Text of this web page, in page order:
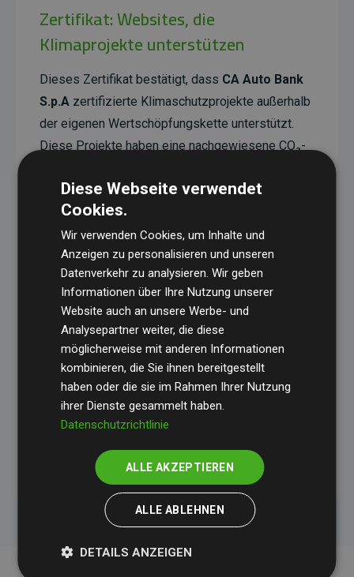
Zertifikat: Websites, die
Klimaprojekte unterstützen
Dieses Zertifikat bestätigt, dass CA Auto Bank
S.p.A zertifizierte Klimaschutzprojekte außerhalb
der eigenen Wertschöpfungskette unterstützt.
Diese Projekte haben eine nachgewiesene CO₂-
Doppelten der geschätzten Emissionen der
Website entspricht.
Alle unterstützten Projekte werden durch
Standardverifiziert und erfüllen höchste
Anforderungen an Qualität, tatsächliche
Klimawirkung und Transparenz. Weitere
Informationen zu den einzelnen Projekten finden
Sie hier.
Initiative Websites, die Klimaprojekte unterstützen
Diese Webseite verwendet
Cookies.
Wir verwenden Cookies, um Inhalte und
Anzeigen zu personalisieren und unseren
Datenverkehr zu analysieren. Wir geben
Informationen über Ihre Nutzung unserer
Website auch an unsere Werbe- und
Analysepartner weiter, die diese
möglicherweise mit anderen Informationen
kombinieren, die Sie ihnen bereitgestellt
haben oder die sie im Rahmen Ihrer Nutzung
ihrer Dienste gesammelt haben.
Datenschutzrichtlinie
ALLE AKZEPTIEREN
ALLE ABLEHNEN
DETAILS ANZEIGEN